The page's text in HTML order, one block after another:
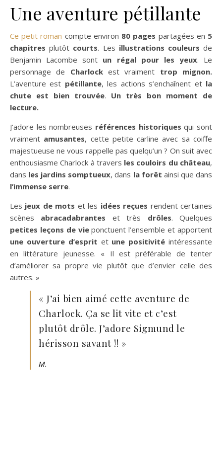
Une aventure pétillante
Ce petit roman compte environ 80 pages partagées en 5
chapitres plutôt courts. Les illustrations couleursde
Benjamin Lacombe sont un régal pour les yeux. Le
personnage de Charlockest vraiment trop mignon.
L’aventure est pétillante, les actions s’enchaînent etla
chute est bien trouvée. Un très bon moment de
lecture.
J’adore les nombreuses références historiques qui sont
vraiment amusantes, cette petite carline avec sa coiffe
majestueuse ne vous rappelle pas quelqu’un ? On suit avec
enthousiasme Charlock à travers les couloirs du château,
dans les jardins somptueux, dans la forêt ainsi que dans
l’immense serre.
Les jeux de mots et les idées reçues rendent certaines
scènes abracadabrantes et très drôles. Quelques
petites leçons de vieponctuent l’ensemble et apportent
une ouverture d’esprit etune positivité intéressante
en littérature jeunesse. « Il est préférable de tenter
d’améliorer sa propre vie plutôt que d’envier celle des
autres. »
« J’ai bien aimé cette aventure de
Charlock. Ça se lit vite et c’est
plutôt drôle. J’adore Sigmund le
hérisson savant !! »
M.